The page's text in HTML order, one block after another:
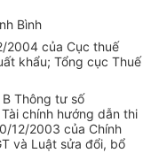
Bình
2004 của Cục thuế
khẩu; Tổng cục Thuế
Thông tư số
chính hướng dẫn thi
12/2003 của Chính
và Luật sửa đổi, bổ